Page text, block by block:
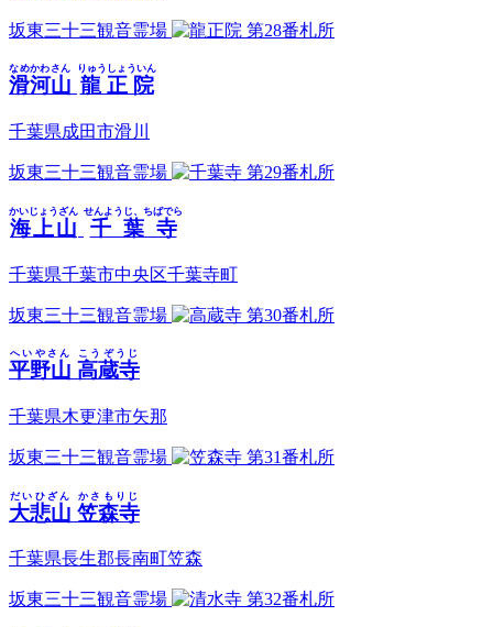
坂東三十三観音霊場 第28番札所
滑河山
なめかわさん
龍正院
りゅうしょういん
千葉県成田市滑川
坂東三十三観音霊場 第29番札所
海上山
かいじょうざん
千葉寺
せんようじ、ちばでら
千葉県千葉市中央区千葉寺町
坂東三十三観音霊場 第30番札所
平野山
へいやさん
高蔵寺
こうぞうじ
千葉県木更津市矢那
坂東三十三観音霊場 第31番札所
大悲山
だいひざん
笠森寺
かさもりじ
千葉県長生郡長南町笠森
坂東三十三観音霊場 第32番札所